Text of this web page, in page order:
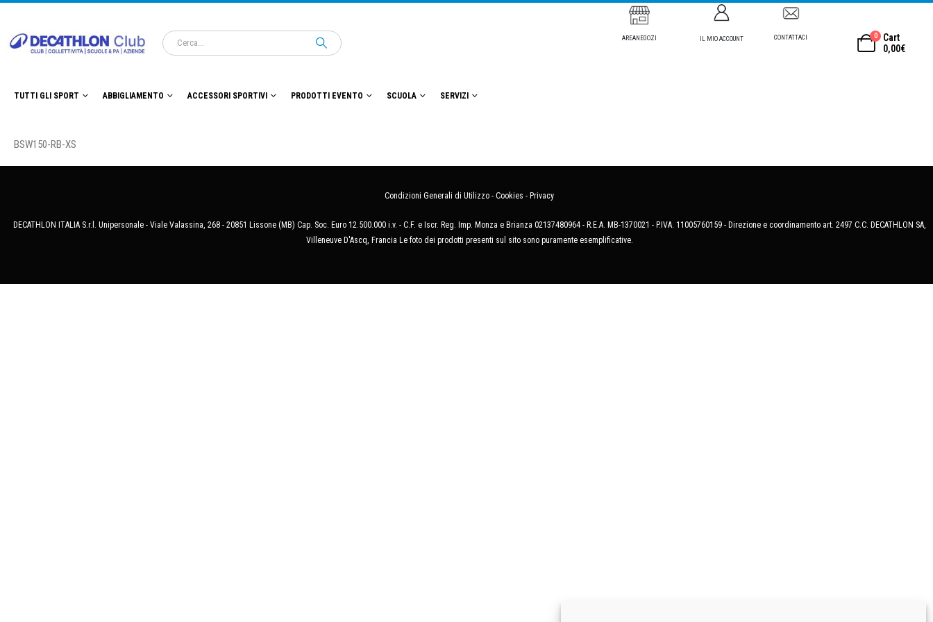
AREANEGOZI IL MIO ACCOUNT CONTATTACI 0
Cart
0,00€
TUTTI GLI SPORT ABBIGLIAMENTO ACCESSORI SPORTIVI PRODOTTI EVENTO SCUOLA SERVIZI
BSW150-RB-XS
Condizioni Generali di Utilizzo - Cookies - Privacy
DECATHLON ITALIA S.r.l. Unipersonale - Viale Valassina, 268 - 20851 Lissone (MB) Cap. Soc. Euro 12.500.000 i.v. - C.F. e Iscr. Reg. Imp. Monza e Brianza 02137480964 - R.E.A. MB-1370021 - P.IVA. 11005760159 - Direzione e coordinamento art. 2497 C.C. DECATHLON SA,
Villeneuve D'Ascq, Francia Le foto dei prodotti presenti sul sito sono puramente esemplificative.